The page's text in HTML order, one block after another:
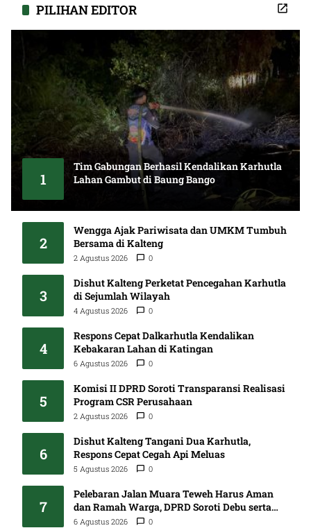
PILIHAN EDITOR
1
Tim Gabungan Berhasil Kendalikan Karhutla
Lahan Gambut di Baung Bango
2
Wengga Ajak Pariwisata dan UMKM Tumbuh
Bersama di Kalteng
2 Agustus 2026 0
3
Dishut Kalteng Perketat Pencegahan Karhutla
di Sejumlah Wilayah
4 Agustus 2026 0
4
Respons Cepat Dalkarhutla Kendalikan
Kebakaran Lahan di Katingan
6 Agustus 2026 0
5
Komisi II DPRD Soroti Transparansi Realisasi
Program CSR Perusahaan
2 Agustus 2026 0
6
Dishut Kalteng Tangani Dua Karhutla,
Respons Cepat Cegah Api Meluas
5 Agustus 2026 0
7
Pelebaran Jalan Muara Teweh Harus Aman
dan Ramah Warga, DPRD Soroti Debu serta
Standar K3
6 Agustus 2026 0